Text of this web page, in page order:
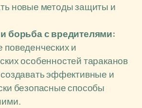
новые методы защиты и
борьба с вредителями:
поведенческих и
особенностей тараканов
создавать эффективные и
безопасные способы